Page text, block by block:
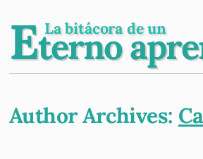
Eterno
La bitácora de un
Author Archives: